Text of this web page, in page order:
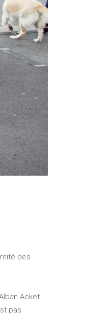
des
Acket
pas